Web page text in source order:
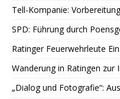
Tell-Kompanie:
SPD: Führung durch
Ratinger Feuerwehrleute
Wanderung in Ratingen zur
„Dialog und Fotografie“: